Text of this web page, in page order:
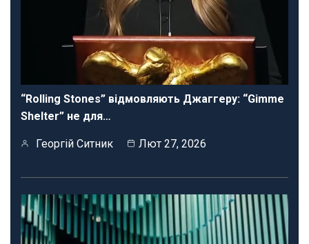
“Rolling Stones” відмовляють Джаггеру: “Gimme
Shelter” не для…
Георгій Ситник Лют 27, 2026